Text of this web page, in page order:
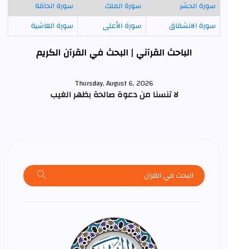
سورة الحشر سورة الملك
سورة الحاقة
سورة الانشقاق
سورة الأعلى سورة الغاشية
الباحث القرآني | البحث في القرآن الكريم
Thursday, August 6, 2026
لا تنسنا من دعوة صالحة بظهر الغيب